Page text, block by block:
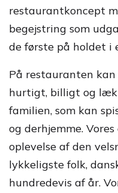
restaurantkoncept
begejstring som
de første på holdet i
På restauranten
hurtigt, billigt og
familien, som kan
og derhjemme.
oplevelse af den
lykkeligste folk,
hundredevis af år.